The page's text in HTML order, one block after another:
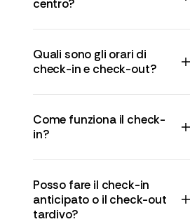
centro?
Quali sono gli orari di
check-in e check-out?
Come funziona il check-
in?
Posso fare il check-in
anticipato o il check-out
tardivo?